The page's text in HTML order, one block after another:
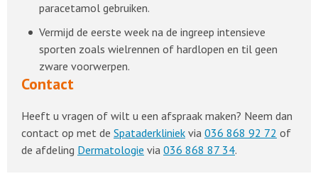
paracetamol gebruiken.
Vermijd de eerste week na de ingreep intensieve
sporten zoals wielrennen of hardlopen en til geen
zware voorwerpen.
Contact
Heeft u vragen of wilt u een afspraak maken? Neem dan
contact op met de Spataderkliniek via 036 868 92 72 of
de afdeling Dermatologie via 036 868 87 34.